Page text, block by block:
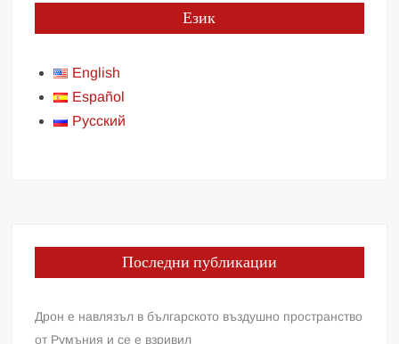
Език
English
Español
Русский
Последни публикации
Дрон е навлязъл в българското въздушно пространство
от Румъния и се е взривил